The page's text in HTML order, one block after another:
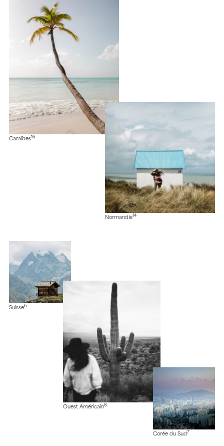
Caraïbes16
Normandie14
Suisse6
Ouest Américain8
Corée du Sud 7